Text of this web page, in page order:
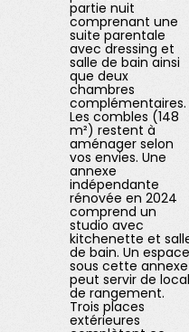
partie nuit
comprenant une
suite parentale
avec dressing et
salle de bain ainsi
que deux
chambres
complémentaires.
Les combles (148
m²) restent à
aménager selon
vos envies. Une
annexe
indépendante
rénovée en 2024
comprend un
studio avec
kitchenette et
de bain. Un espace
sous cette annexe
peut servir de local
de rangement.
Trois places
extérieures